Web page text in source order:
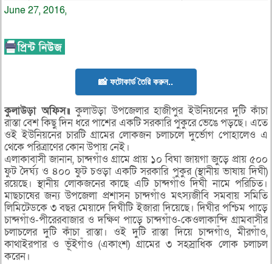
June 27, 2016,
📸 ফটোকার্ড তৈরি করুন..
কুলাউড়া অফিস॥ কুলাউড়া উপজেলার হাজীপুর ইউনিয়নের দুটি কাঁচা
রাস্তা বেশ কিছু দিন ধরে পাশের একটি সরকারি পুকুরে ভেঙে পড়ছে। এতে
ওই ইউনিয়নের চারটি গ্রামের লোকজন চলাচলে দুর্ভোগ পোহালেও এ
থেকে পরিত্রাণের কোন উপায় নেই।
এলাকাবাসী জানান, চান্দগাঁও গ্রামে প্রায় ১০ বিঘা জায়গা জুড়ে প্রায় ৫০০
ফুট দৈর্ঘ্য ও ৪০০ ফুট চওড়া একটি সরকারি পুকুর (স্থানীয় ভাষায় দিঘী)
রয়েছে। স্থানীয় লোকজনের কাছে এটি চান্দগাঁও দিঘী নামে পরিচিত।
মাছচাষের জন্য উপজেলা প্রশাসন চান্দগাঁও মৎস্যজীবি সমবায় সমিতি
লিমিটেডকে ৩ বছর মেয়াদে দিঘীটি ইজারা দিয়েছে। দিঘীর পশ্চিম পাড়ে
চান্দগাঁও-পীরেরবাজার ও দক্ষিণ পাড়ে চান্দগাঁও-কেওলাকান্দি গ্রামবাসীর
চলাচলের দুটি কাঁচা রাস্তা। ওই দুটি রাস্তা দিয়ে চান্দগাঁও, মীরগাঁও,
কাথাইরপার ও ভূঁইগাঁও (একাংশ) গ্রামের ৩ সহস্রাধিক লোক চলাচল
করেন।